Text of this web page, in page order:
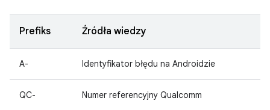
Prefiks Źródła wiedzy
A- Identyfikator błędu na Androidzie
QC- Numer referencyjny Qualcomm